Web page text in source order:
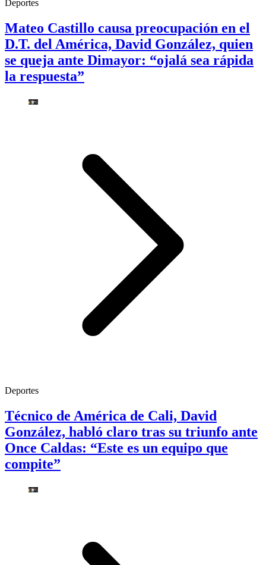
Deportes
Mateo Castillo causa preocupación en el
D.T. del América, David González, quien
se queja ante Dimayor: “ojalá sea rápida
la respuesta”
Deportes
Técnico de América de Cali, David
González, habló claro tras su triunfo ante
Once Caldas: “Este es un equipo que
compite”